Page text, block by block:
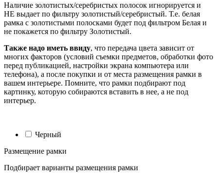
Наличие золотистых/серебристых полосок игнорируется и
НЕ выдает по фильтру золотистый/серебристый. Т.е. белая
рамка с золотистыми полосками будет под фильтром Белая и
не покажется по фильтру Золотистый.
Также надо иметь ввиду, что передача цвета зависит от
многих факторов (условий съемки предметов, обработки фото
перед публикацией, настройки экрана компьютера или
телефона), а после покупки и от места размещения рамки в
вашем интерьере. Помните, что рамки подбирают под
картинку, которую собираются вставить в нее, а не под
интерьер.
Черный
Размещение рамки
Подбирает варианты размещения рамки